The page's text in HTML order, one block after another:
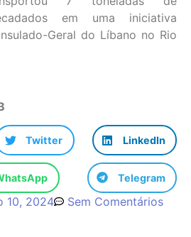
em uma iniciativa
Geral do Líbano no Rio
Twitter LinkedIn
Telegram
10, 2024 Sem Comentários